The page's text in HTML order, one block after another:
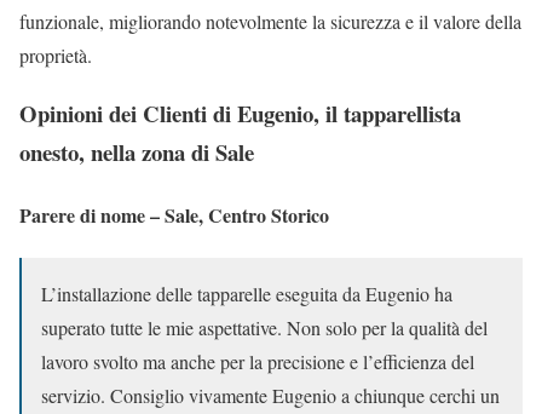
funzionale, migliorando notevolmente la sicurezza e il valore della
proprietà.
Opinioni dei Clienti di Eugenio, il tapparellista
onesto, nella zona di Sale
Parere di nome – Sale, Centro Storico
L’installazione delle tapparelle eseguita da Eugenio ha
superato tutte le mie aspettative. Non solo per la qualità del
lavoro svolto ma anche per la precisione e l’efficienza del
servizio. Consiglio vivamente Eugenio a chiunque cerchi un